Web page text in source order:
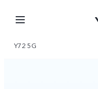
Y72 5G